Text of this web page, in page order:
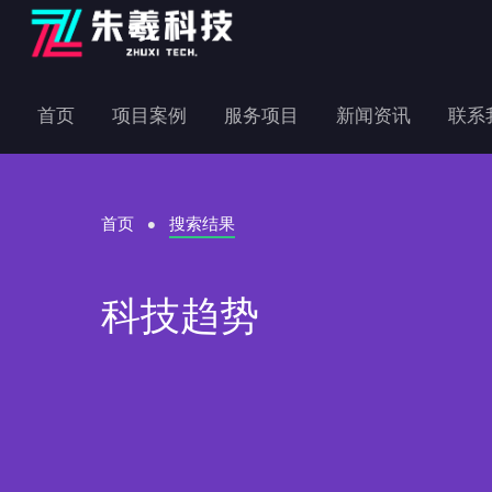
首页 项目案例 服务项目 新闻资讯 联系
首页 搜索结果
科技趋势